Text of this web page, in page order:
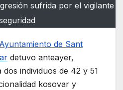
sufrida por el vigilante
Ayuntamiento de Sant
detuvo anteayer,
individuos de 42 y 51
kosovar y